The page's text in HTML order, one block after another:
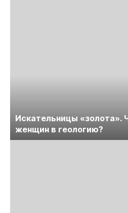
Искательницы «золота».
женщин в геологию?